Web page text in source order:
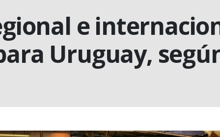
e
Uruguay,